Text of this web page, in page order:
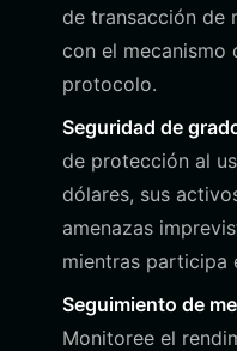
de transacción de
con el mecanismo
protocolo.
Seguridad de
de protección al
dólares, sus
amenazas
mientras participa
Seguimiento de
Monitoree el